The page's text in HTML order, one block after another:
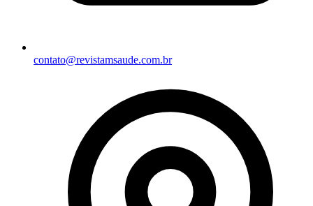
contato@revistamsaude.com.br